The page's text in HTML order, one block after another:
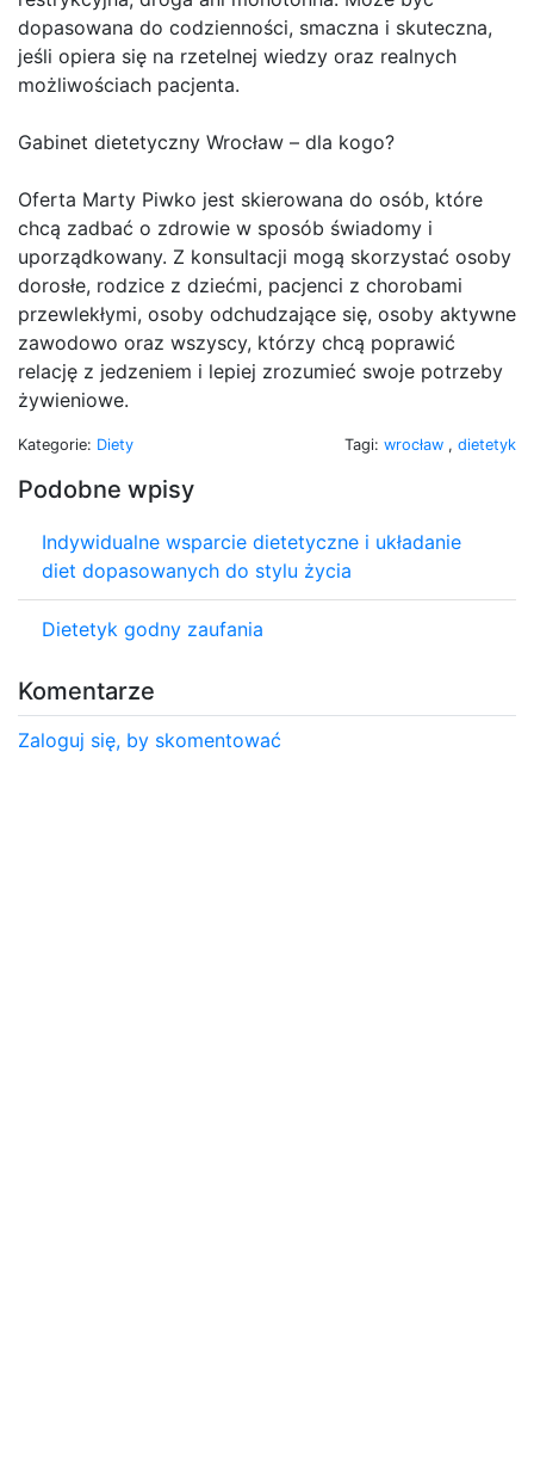
dopasowana do codzienności, smaczna i skuteczna,
jeśli opiera się na rzetelnej wiedzy oraz realnych
możliwościach pacjenta.
Gabinet dietetyczny Wrocław – dla kogo?
Oferta Marty Piwko jest skierowana do osób, które
chcą zadbać o zdrowie w sposób świadomy i
uporządkowany. Z konsultacji mogą skorzystać osoby
dorosłe, rodzice z dziećmi, pacjenci z chorobami
przewlekłymi, osoby odchudzające się, osoby aktywne
zawodowo oraz wszyscy, którzy chcą poprawić
relację z jedzeniem i lepiej zrozumieć swoje potrzeby
żywieniowe.
Kategorie: Diety Tagi: wrocław , dietetyk
Podobne wpisy
Indywidualne wsparcie dietetyczne i układanie
diet dopasowanych do stylu życia
Dietetyk godny zaufania
Komentarze
Zaloguj się, by skomentować